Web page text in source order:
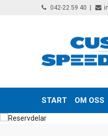
042-22 59 40
START OM OSS